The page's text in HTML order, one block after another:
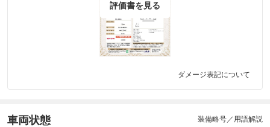
評価書を見る
ダメージ表記について
車両状態 装備略号／用語解説